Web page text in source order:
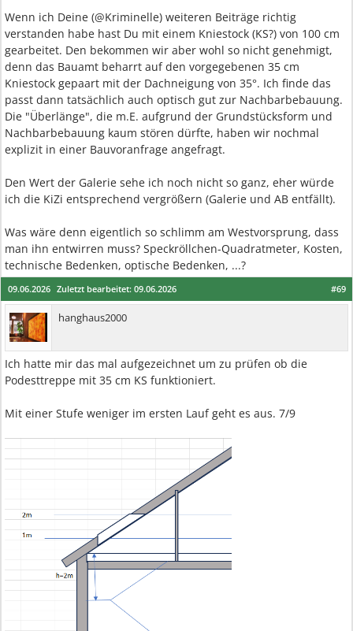
Wenn ich Deine (@Kriminelle) weiteren Beiträge richtig
verstanden habe hast Du mit einem Kniestock (KS?) von 100 cm
gearbeitet. Den bekommen wir aber wohl so nicht genehmigt,
denn das Bauamt beharrt auf den vorgegebenen 35 cm
Kniestock gepaart mit der Dachneigung von 35°. Ich finde das
passt dann tatsächlich auch optisch gut zur Nachbarbebauung.
Die "Überlänge", die m.E. aufgrund der Grundstücksform und
Nachbarbebauung kaum stören dürfte, haben wir nochmal
explizit in einer Bauvoranfrage angefragt.
Den Wert der Galerie sehe ich noch nicht so ganz, eher würde
ich die KiZi entsprechend vergrößern (Galerie und AB entfällt).
Was wäre denn eigentlich so schlimm am Westvorsprung, dass
man ihn entwirren muss? Speckröllchen-Quadratmeter, Kosten,
technische Bedenken, optische Bedenken, ...?
#69
09.06.2026 Zuletzt bearbeitet: 09.06.2026
hanghaus2000
Ich hatte mir das mal aufgezeichnet um zu prüfen ob die
Podesttreppe mit 35 cm KS funktioniert.
Mit einer Stufe weniger im ersten Lauf geht es aus. 7/9